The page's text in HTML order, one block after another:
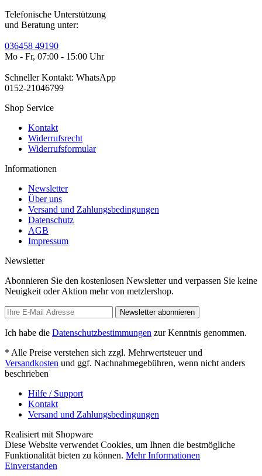
Telefonische Unterstützung
und Beratung unter:
036458 49190
Mo - Fr, 07:00 - 15:00 Uhr
Schneller Kontakt: WhatsApp
0152-21046799
Shop Service
Kontakt
Widerrufsrecht
Widerrufsformular
Informationen
Newsletter
Über uns
Versand und Zahlungsbedingungen
Datenschutz
AGB
Impressum
Newsletter
Abonnieren Sie den kostenlosen Newsletter und verpassen Sie keine
Neuigkeit oder Aktion mehr von metzlershop.
Newsletter abonnieren
Ich habe die Datenschutzbestimmungen zur Kenntnis genommen.
* Alle Preise verstehen sich zzgl. Mehrwertsteuer und
Versandkosten und ggf. Nachnahmegebühren, wenn nicht anders
beschrieben
Hilfe / Support
Kontakt
Versand und Zahlungsbedingungen
Realisiert mit Shopware
Diese Website verwendet Cookies, um Ihnen die bestmögliche
Funktionalität bieten zu können. Mehr Informationen
Einverstanden